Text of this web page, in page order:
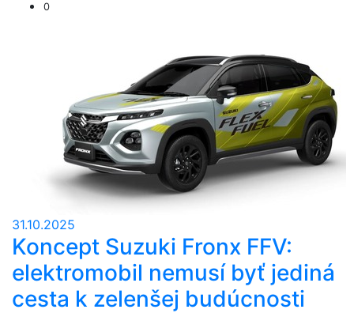
0
31.10.2025
Koncept Suzuki Fronx FFV:
elektromobil nemusí byť jediná
cesta k zelenšej budúcnosti